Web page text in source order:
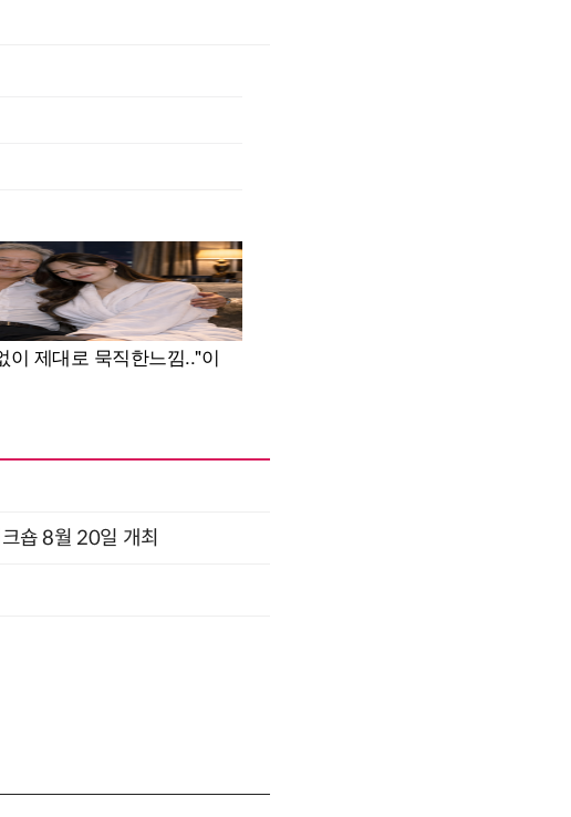
숍 8월 20일 개최